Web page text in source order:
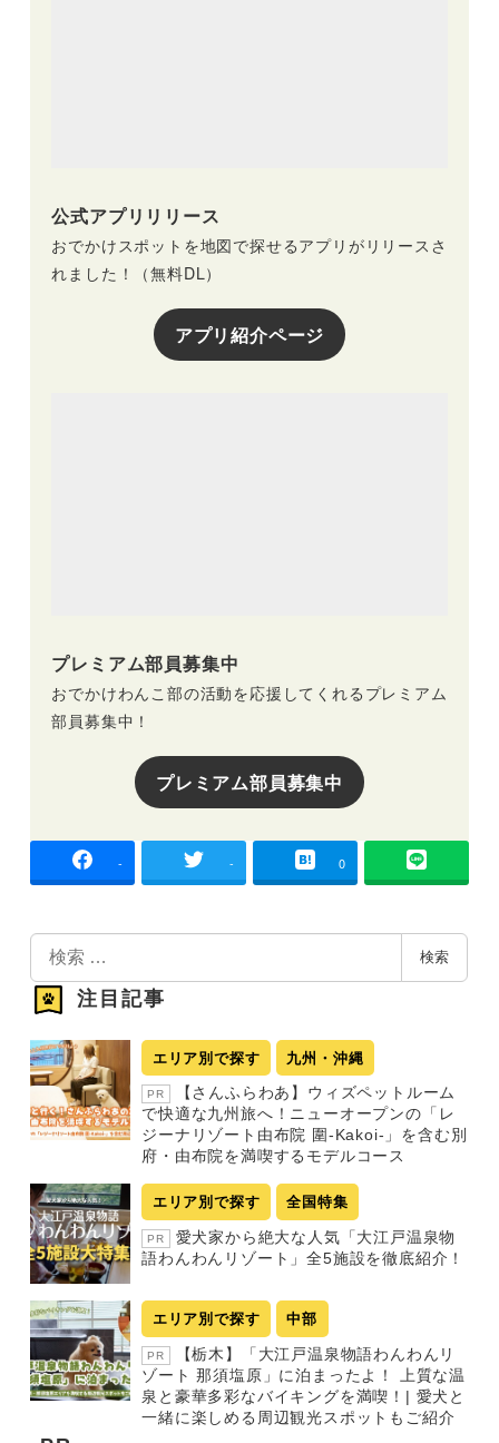
公式アプリリリース
おでかけスポットを地図で探せるアプリがリリースさ
れました！（無料DL）
アプリ紹介ページ
プレミアム部員募集中
おでかけわんこ部の活動を応援してくれるプレミアム
部員募集中！
プレミアム部員募集中
- - 0
検
索
検索
注目記事
エリア別で探す 九州・沖縄
PR
【さんふらわあ】ウィズペットルーム
で快適な九州旅へ！ニューオープンの「レ
ジーナリゾート由布院 圍-Kakoi-」を含む別
府・由布院を満喫するモデルコース
エリア別で探す 全国特集
PR
愛犬家から絶大な人気「大江戸温泉物
語わんわんリゾート」全5施設を徹底紹介！
エリア別で探す 中部
PR
【栃木】「大江戸温泉物語わんわんリ
ゾート 那須塩原」に泊まったよ！ 上質な温
泉と豪華多彩なバイキングを満喫！| 愛犬と
一緒に楽しめる周辺観光スポットもご紹介